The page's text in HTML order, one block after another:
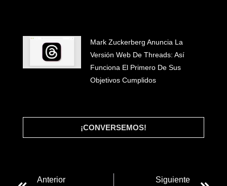
#INICIO
#WHAT WE DO
#LET'S TALK
Mark Zuckerberg Anuncia La
Versión Web De Threads: Así
Funciona El Primero De Sus
Objetivos Cumplidos
¡CONVERSEMOS!
Anterior Siguiente